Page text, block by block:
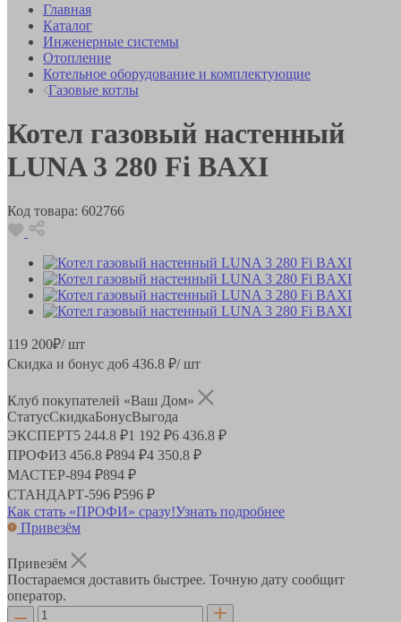
Главная
Каталог
Инженерные системы
Отопление
Котельное оборудование и комплектующие
Газовые котлы
Котел газовый настенный
LUNA 3 280 Fi BAXI
Код товара: 602766
119 200₽/ шт
Скидка и бонус до6 436.8 ₽/ шт
Клуб покупателей «Ваш Дом»
СтатусСкидкаБонусВыгода
ЭКСПЕРТ5 244.8 ₽1 192 ₽6 436.8 ₽
ПРОФИ3 456.8 ₽894 ₽4 350.8 ₽
МАСТЕР-894 ₽894 ₽
СТАНДАРТ-596 ₽596 ₽
Как стать «ПРОФИ» сразу!Узнать подробнее
Привезём
Привезём
Постараемся доставить быстрее. Точную дату сообщит
оператор.